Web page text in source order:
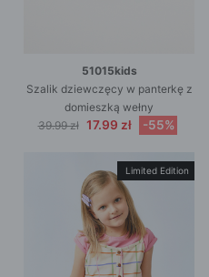
51015kids
Szalik dziewczęcy w panterkę z
domieszką wełny
39.99 zł 17.99 zł -55%
Limited Edition